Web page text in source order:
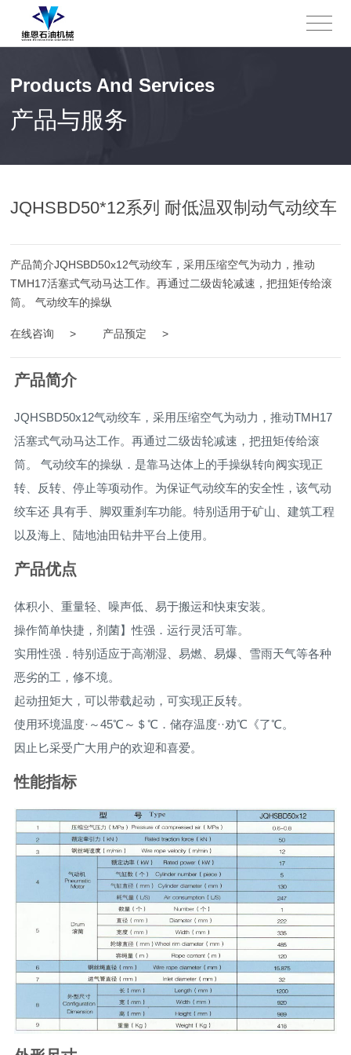
Products And Services
产品与服务
JQHSBD50*12系列 耐低温双制动气动绞车
产品简介JQHSBD50x12气动绞车，采用压缩空气为动力，推动
TMH17活塞式气动马达工作。再通过二级齿轮减速，把扭矩传给滚
筒。 气动绞车的操纵
在线咨询 > 产品预定 >
产品简介
JQHSBD50x12气动绞车，采用压缩空气为动力，推动TMH17
活塞式气动马达工作。再通过二级齿轮减速，把扭矩传给滚
筒。 气动绞车的操纵．是靠马达体上的手操纵转向阀实现正
转、反转、停止等项动作。为保证气动绞车的安全性，该气动
绞车还 具有手、脚双重刹车功能。特别适用于矿山、建筑工程
以及海上、陆地油田钻井平台上使用。
产品优点
体积小、重量轻、噪声低、易于搬运和快束安装。
操作简单快捷，剂菌】性强．运行灵活可靠。
实用性强．特别适应于高潮湿、易燃、易爆、雪雨天气等各种
恶劣的工，修不境。
起动扭矩大，可以带载起动，可实现正反转。
使用环境温度·～45℃～＄℃．储存温度··劝℃《了℃。
因止匕采受广大用户的欢迎和喜爱。
性能指标